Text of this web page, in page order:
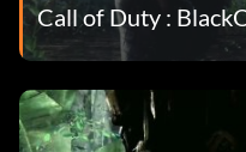
Call of Duty :